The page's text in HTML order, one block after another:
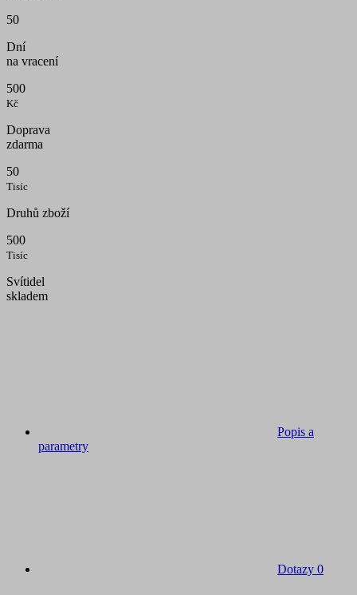
50
Dní
na vracení
500
Kč
Doprava
zdarma
50
Tisíc
Druhů zboží
500
Tisíc
Svítidel
skladem
Popis a
parametry
Dotazy 0